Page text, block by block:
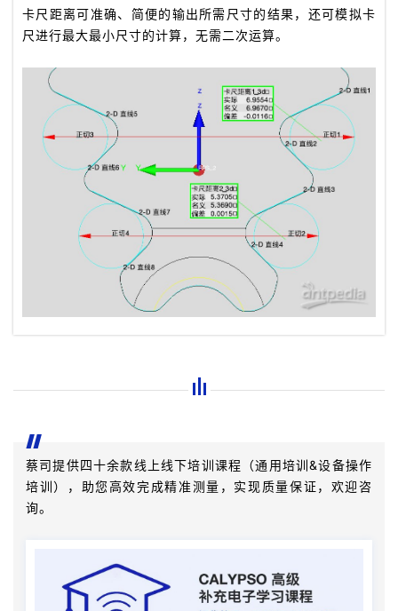
卡尺距离可准确、简便的输出所需尺寸的结果，还可模拟卡
尺进行最大最小尺寸的计算，无需二次运算。
蔡司提供四十余款线上线下培训课程（通用培训&设备操作
培训），助您高效完成精准测量，实现质量保证，欢迎咨
询。